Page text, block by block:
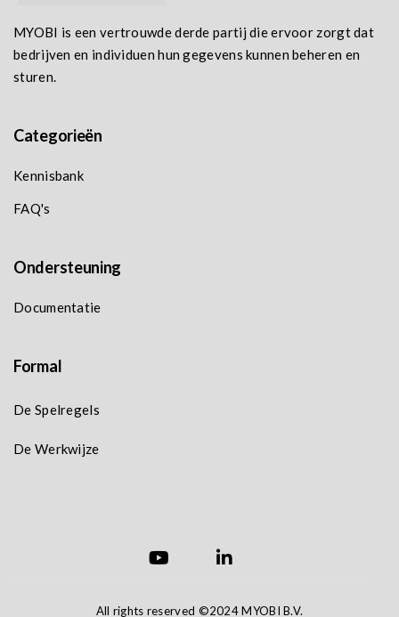
MYOBI is een vertrouwde derde partij die ervoor zorgt dat
bedrijven en individuen hun gegevens kunnen beheren en
sturen.
Categorieën
Kennisbank
FAQ's
Ondersteuning
Documentatie
Formal
De Spelregels
De Werkwijze
All rights reserved ©2024 MYOBI B.V.